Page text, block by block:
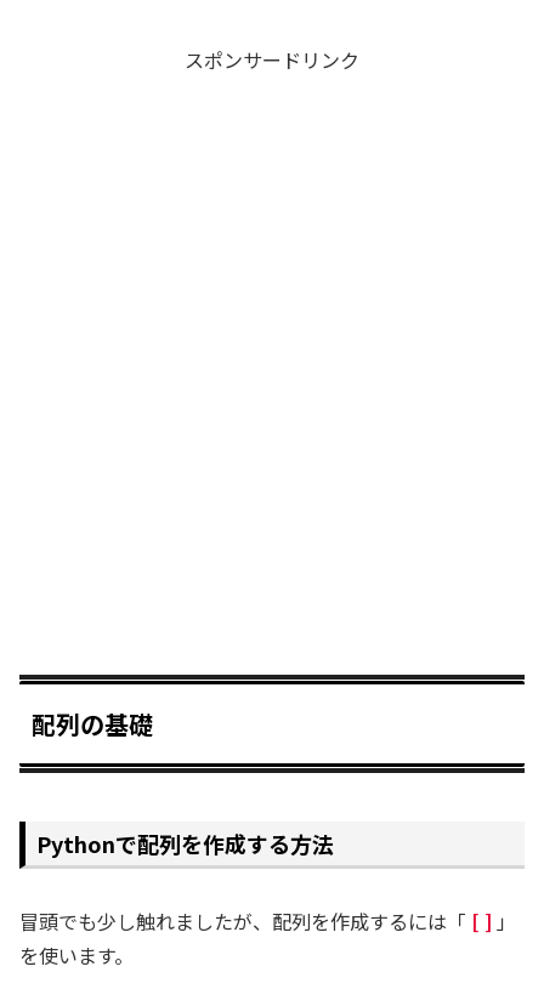
スポンサードリンク
配列の基礎
Pythonで配列を作成する方法
冒頭でも少し触れましたが、配列を作成するには「 [ ] 」
を使います。